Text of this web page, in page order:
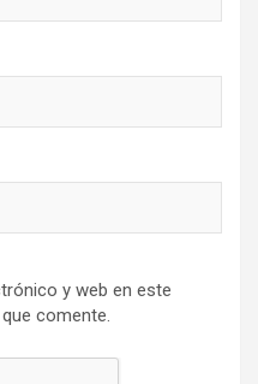
y web en este
comente.